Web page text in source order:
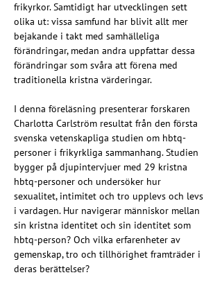
frikyrkor. Samtidigt har utvecklingen sett
olika ut: vissa samfund har blivit allt mer
bejakande i takt med samhälleliga
förändringar, medan andra uppfattar dessa
förändringar som svåra att förena med
traditionella kristna värderingar.
I denna föreläsning presenterar forskaren
Charlotta Carlström resultat från den första
svenska vetenskapliga studien om hbtq-
personer i frikyrkliga sammanhang. Studien
bygger på djupintervjuer med 29 kristna
hbtq-personer och undersöker hur
sexualitet, intimitet och tro upplevs och levs
i vardagen. Hur navigerar människor mellan
sin kristna identitet och sin identitet som
hbtq-person? Och vilka erfarenheter av
gemenskap, tro och tillhörighet framträder i
deras berättelser?